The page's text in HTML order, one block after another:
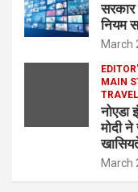
नियम
March
MAIN
TRAVEL
नोएडा
मोदी
March